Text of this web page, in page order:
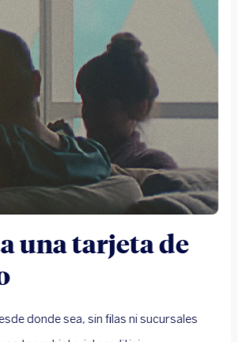
una tarjeta de
donde sea, sin filas ni sucursales